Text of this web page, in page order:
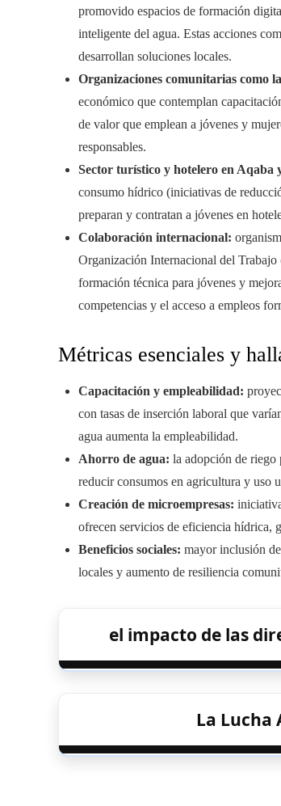
promovido espacios de formación
inteligente del agua. Estas acciones
desarrollan soluciones locales.
Organizaciones comunitarias como
económico que contemplan
de valor que emplean a jóvenes y
responsables.
Sector turístico y hotelero en Aqaba
consumo hídrico (iniciativas de
preparan y contratan a jóvenes en
Colaboración internacional:
Organización Internacional del
formación técnica para jóvenes y
competencias y el acceso a empleos
Métricas esenciales y
Capacitación y empleabilidad:
con tasas de inserción laboral que
agua aumenta la empleabilidad.
Ahorro de agua: la adopción de riego
reducir consumos en agricultura y uso
Creación de microempresas:
ofrecen servicios de eficiencia hídrica,
Beneficios sociales: mayor inclusión
locales y aumento de resiliencia
el impacto de las
La Lucha